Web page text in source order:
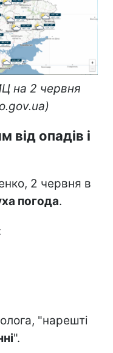
на 2 червня
від опадів і
2 червня в
погода.
"нарешті
".